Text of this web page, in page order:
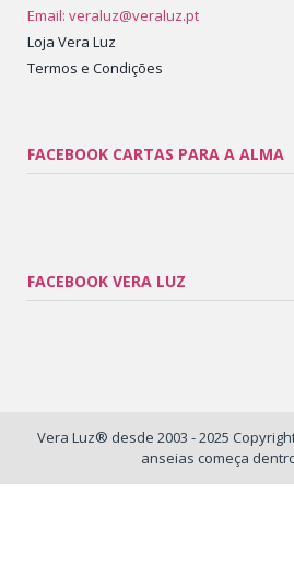
Email: veraluz@veraluz.pt
Loja Vera Luz
Termos e Condições
FACEBOOK CARTAS PARA A ALMA
FACEBOOK VERA LUZ
Vera Luz® desde 2003 - 2025
anseias começa